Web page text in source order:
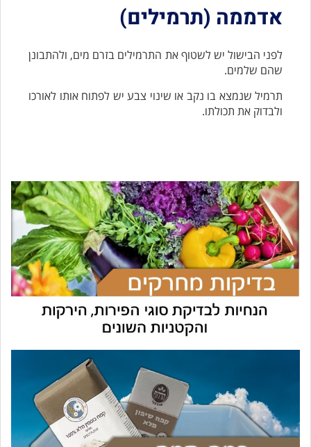
אדממה (תרמילים)
לפני הבישול יש לשטוף את התרמילים בזרם מים, ולהתבונן
שהם שלמים.
תרמיל שנמצא בו נקב או שינוי צבע יש לפתוח אותו לאורכו
ולבדוק את תכולתו.